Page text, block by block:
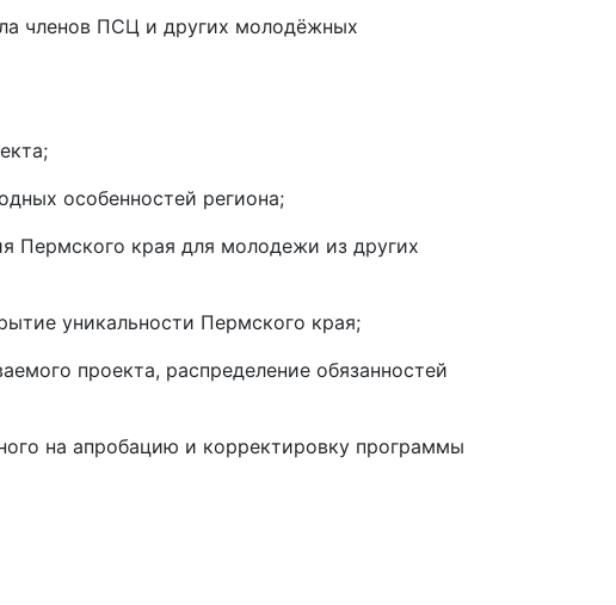
членов ПСЦ и других молодёжных
особенностей региона;
Пермского края для молодежи из других
уникальности Пермского края;
проекта, распределение обязанностей
на апробацию и корректировку программы